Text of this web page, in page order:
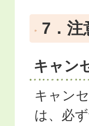
7．注
キャン
キャン
は、必